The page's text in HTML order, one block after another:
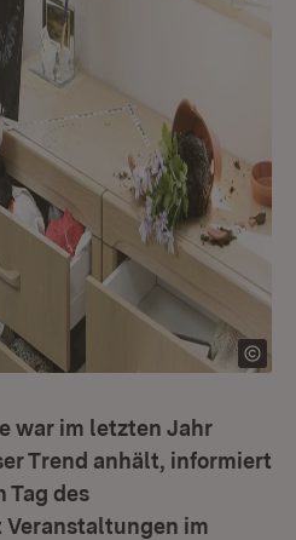
war im letzten Jahr
Trend anhält, informiert
Tag des
im